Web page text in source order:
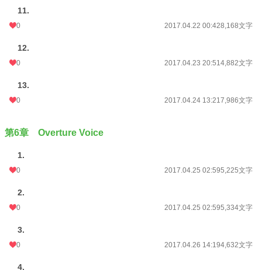
11.
0 2017.04.22 00:428,168文字
12.
0 2017.04.23 20:514,882文字
13.
0 2017.04.24 13:217,986文字
第6章 Overture Voice
1.
0 2017.04.25 02:595,225文字
2.
0 2017.04.25 02:595,334文字
3.
0 2017.04.26 14:194,632文字
4.